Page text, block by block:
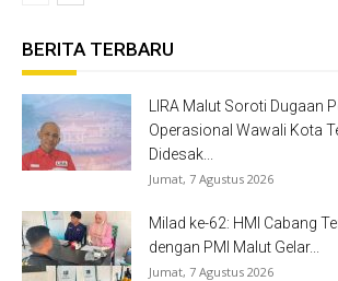
BERITA TERBARU
LIRA Malut Soroti Dugaan
Operasional Wawali Kota
Didesak...
Jumat, 7 Agustus 2026
Milad ke-62: HMI Cabang
dengan PMI Malut Gelar...
Jumat, 7 Agustus 2026